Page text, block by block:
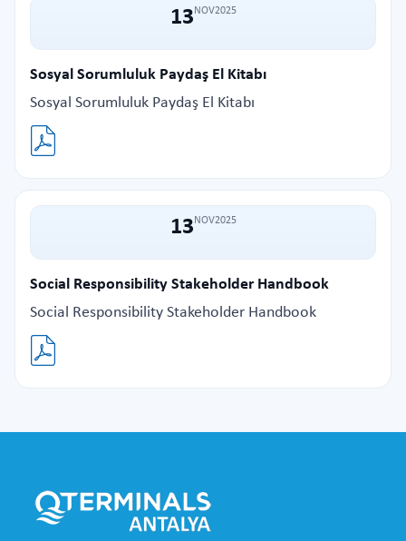
13 NOV2025
Sosyal Sorumluluk Paydaş El Kitabı
Sosyal Sorumluluk Paydaş El Kitabı
13 NOV2025
Social Responsibility Stakeholder Handbook
Social Responsibility Stakeholder Handbook